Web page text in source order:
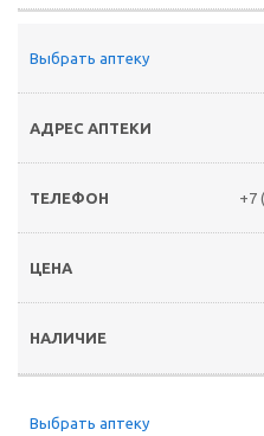
Выбрать аптеку
+7
Выбрать аптеку